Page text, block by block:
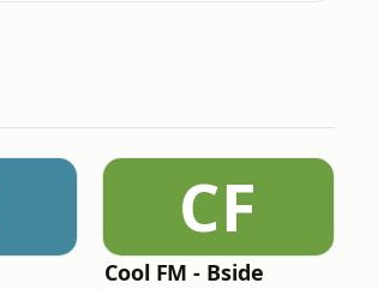
CF
Cool FM - Bside